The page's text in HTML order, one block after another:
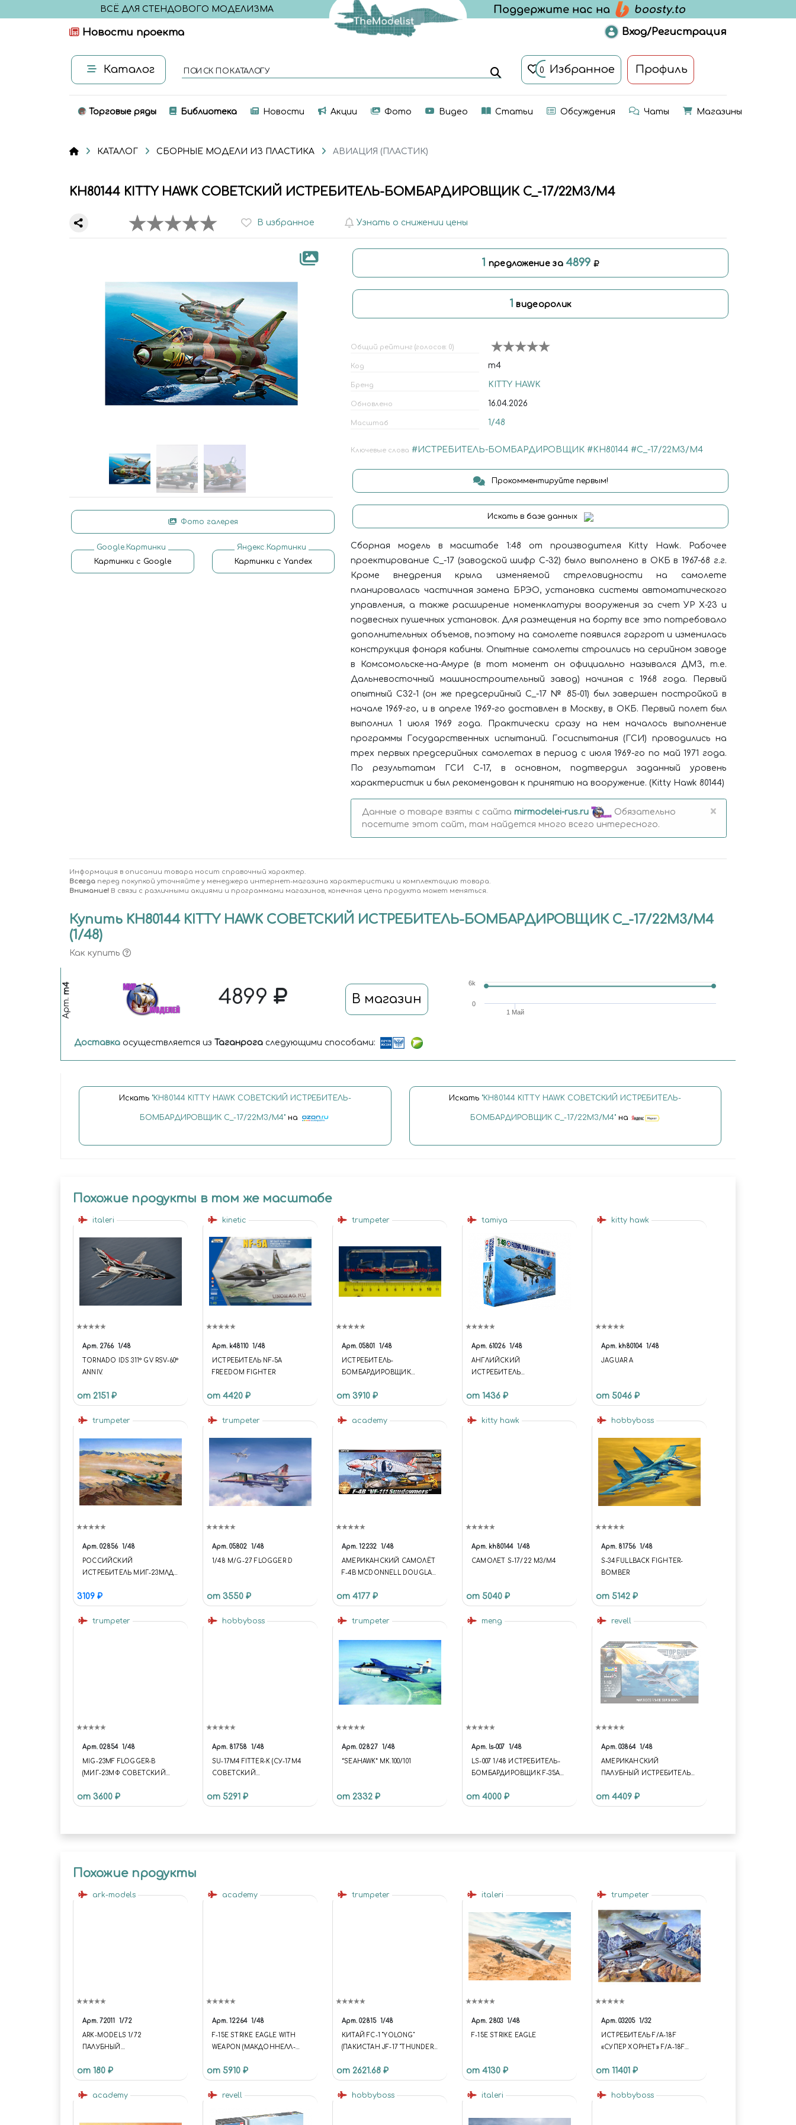
ВСЁ ДЛЯ СТЕНДОВОГО МОДЕЛИЗМА
Новости проекта Вход/Регистрация
Каталог ПОИСК ПО КАТАЛОГУ 0 Избранное Профиль
Торговые ряды Библиотека Новости Акции Фото Видео Статьи Обсуждения Чаты Магазины
КАТАЛОГ СБОРНЫЕ МОДЕЛИ ИЗ ПЛАСТИКА АВИАЦИЯ (ПЛАСТИК)
KH80144 KITTY HAWK СОВЕТСКИЙ ИСТРЕБИТЕЛЬ-БОМБАРДИРОВЩИК С_-17/22M3/M4
В избранное Узнать о снижении цены
Фото галерея
Google.Картинки
Картинки с Google
Яндекс.Картинки
Картинки с Yandex
1 предложение за4899
1 видеоролик
Общий рейтинг (голосов: 0)
Код m4
Бренд KITTY HAWK
Обновлено 16.04.2026
Масштаб 1/48
Ключевые слова #ИСТРЕБИТЕЛЬ-БОМБАРДИРОВЩИК #KH80144 #С_-17/22M3/M4
Прокомментируйте первым!
Искать в базе данных
Сборная модель в масштабе 1:48 от производителя Kitty Hawk. Рабочее
проектирование С_-17 (заводской шифр С-32) было выполнено в ОКБ в 1967-68 г.г.
Кроме внедрения крыла изменяемой стреловидности на самолете
планировалась частичная замена БРЭО, установка системы автоматического
управления, а также расширение номенклатуры вооружения за счет УР Х-23 и
подвесных пушечных установок. Для размещения на борту все это потребовало
дополнительных объемов, поэтому на самолете появился гаргрот и изменилась
конструкция фонаря кабины. Опытные самолеты строились на серийном заводе
в Комсомольске-на-Амуре (в тот момент он официально назывался ДМЗ, т.е.
Дальневосточный машиностроительный завод) начиная с 1968 года. Первый
опытный С32-1 (он же предсерийный С_-17 № 85-01) был завершен постройкой в
начале 1969-го, и в апреле 1969-го доставлен в Москву, в ОКБ. Первый полет был
выполнил 1 июля 1969 года. Практически сразу на нем началось выполнение
программы Государственных испытаний. Госиспытания (ГСИ) проводились на
трех первых предсерийных самолетах в период с июля 1969-го по май 1971 года.
По результатам ГСИ С-17, в основном, подтвердил заданный уровень
характеристик и был рекомендован к принятию на вооружение. (Kitty Hawk 80144)
Данные о товаре взяты с сайта mirmodelei-rus.ru
Обязательно
посетите этот сайт, там найдется много всего интересного.
×
Информация в описании товара носит справочный характер.
Всегда перед покупкой уточняйте у менеджера интернет-магазина характеристики и комплектацию товара.
Внимание! В связи с различными акциями и программами магазинов, конечная цена продукта может меняться.
Купить KH80144 KITTY HAWK СОВЕТСКИЙ ИСТРЕБИТЕЛЬ-БОМБАРДИРОВЩИК С_-17/22M3/M4
(1/48)
Как купить
Арт.
m4 4899 В магазин
1 Май
0
6k
Доставка осуществляется из Таганрога следующими способами:
Искать "KH80144 KITTY HAWK СОВЕТСКИЙ ИСТРЕБИТЕЛЬ-
БОМБАРДИРОВЩИК С_-17/22M3/M4" на
Искать "KH80144 KITTY HAWK СОВЕТСКИЙ ИСТРЕБИТЕЛЬ-
БОМБАРДИРОВЩИК С_-17/22M3/M4"на
Похожие продукты в том же масштабе
italeri
Арт. 2766 1/48
TORNADO IDS 311° GV RSV-60°
ANNIV.
от 2151 ₽
kinetic
Арт. k48110 1/48
ИСТРЕБИТЕЛЬ NF-5A
FREEDOM FIGHTER
от 4420 ₽
trumpeter
Арт. 05801 1/48
ИСТРЕБИТЕЛЬ-
БОМБАРДИРОВЩИК
23BN "FLASHER H" FIGHTER-
BOMBER
от 3910 ₽
tamiya
Арт. 61026 1/48
АНГЛИЙСКИЙ
ИСТРЕБИТЕЛЬ
ROYAL NAVY SEA HARRIER
FRS.1 (1:48)
от 1436 ₽
kitty hawk
Арт. kh80104 1/48
JAGUAR A
от 5046 ₽
trumpeter
Арт. 02856 1/48
РОССИЙСКИЙ
ИСТРЕБИТЕЛЬ МИГ-23МЛД
23MLD "FASHER-K" FIGHTER
3109 ₽
trumpeter
Арт. 05802 1/48
1/48 M/G-27 FLOGGER D
от 3550 ₽
academy
Арт. 12232 1/48
АМЕРИКАНСКИЙ САМОЛЁТ
F-4B MCDONNELL DOUGLAS,
SUNDOWNERS
от 4177 ₽
kitty hawk
Арт. kh80144 1/48
САМОЛЕТ S-17/22 M3/M4
от 5040 ₽
hobbyboss
Арт. 81756 1/48
S-34 FULLBACK FIGHTER-
BOMBER
от 5142 ₽
trumpeter
Арт. 02854 1/48
MIG-23MF FLOGGER-B
(МИГ-23МФ СОВЕТСКИЙ
ИСТРЕБИТЕЛЬ С КРЫЛОМ
ИЗМЕНЯЕМОЙ
от 3600 ₽
hobbyboss
Арт. 81758 1/48
SU-17M4 FITTER-K (СУ-17М4
СОВЕТСКИЙ
БОМБАРДИРОВЩИК)
от 5291 ₽
trumpeter
Арт. 02827 1/48
“SEAHAWK” MK.100/101
от 2332 ₽
meng
Арт. ls-007 1/48
LS-007 1/48 ИСТРЕБИТЕЛЬ-
БОМБАРДИРОВЩИК F-35A
MARTIN)
от 4000 ₽
revell
Арт. 03864 1/48
АМЕРИКАНСКИЙ
ПАЛУБНЫЙ ИСТРЕБИТЕЛЬ
HORNET (1:48)
от 4409 ₽
Похожие продукты
ark-models
Арт. 72011 1/72
ARK-MODELS 1/72
ПАЛУБНЫЙ
от 180 ₽
academy
Арт. 12264 1/48
F-15E STRIKE EAGLE WITH
WEAPON (МАКДОННЕЛЛ-
АМЕРИКАНСКИЙ
ДВУХМЕСТНЫЙ
ИСТРЕБИТЕЛЬ-
ВООРУЖЕНИЕМ)
от 5910 ₽
trumpeter
Арт. 02815 1/48
КИТАЙ FC-1 "YOLONG"
(ПАКИСТАН JF-17 "THUNDER")
"YOLONG" (PAKISTAN JF-17
"THUNDER") FIGHTER
от 2621.68 ₽
italeri
Арт. 2803 1/48
F-15E STRIKE EAGLE
от 4130 ₽
trumpeter
Арт. 03205 1/32
ИСТРЕБИТЕЛЬ F/A-18F
«СУПЕР ХОРНЕТ» F/A-18F
от 11401 ₽
academy revell hobbyboss italeri hobbyboss